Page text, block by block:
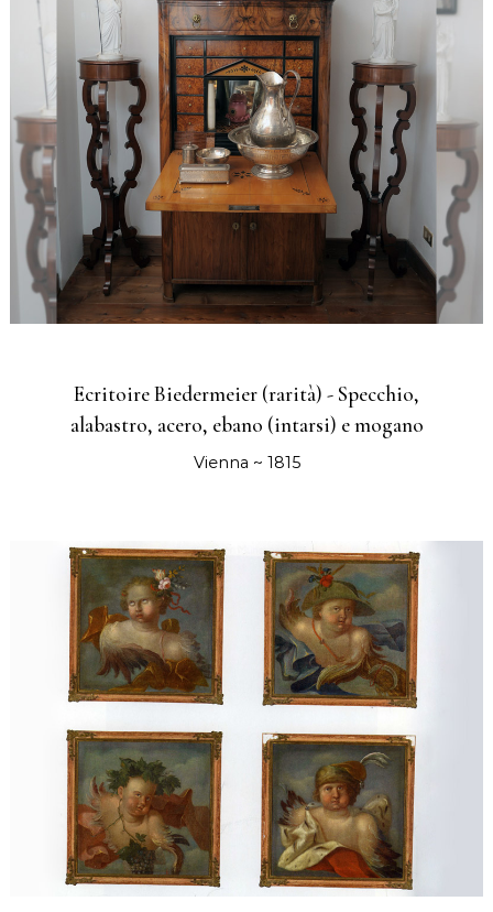
Ecritoire Biedermeier (rarità) - Specchio,
alabastro, acero, ebano (intarsi) e mogano
Vienna ~ 1815